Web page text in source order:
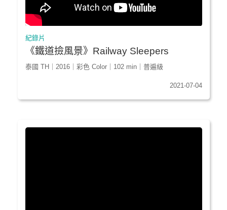
紀錄片
《鐵道撿風景》Railway Sleepers
泰國 TH｜2016｜彩色 Color｜102 min｜普遍級
2021-07-04